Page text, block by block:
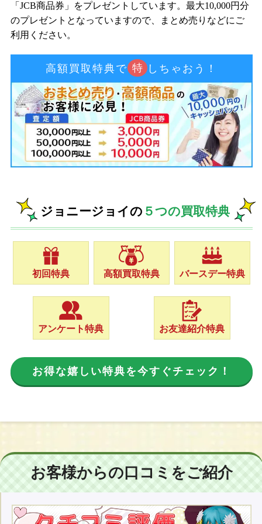
「JCB商品券」をプレゼントしています。最大10,000円分
のプレゼントとなっていますので、まとめ売りなどにご
利用ください。
高額買取特典で 特 しちゃおう！
ジョニージョイの ５つの買取特典
初回特典 高額買取特典 バースデー特典
アンケート特典 お友達紹介特典
お得な嬉しい特典を今すぐチェック！
お客様からの口コミをご紹介